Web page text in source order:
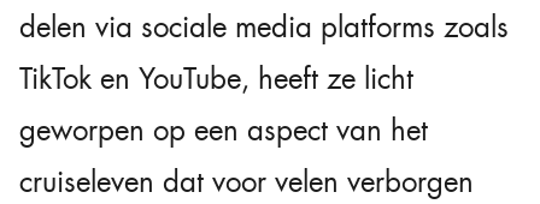
delen via sociale media platforms zoals
TikTok en YouTube, heeft ze licht
geworpen op een aspect van het
cruiseleven dat voor velen verborgen